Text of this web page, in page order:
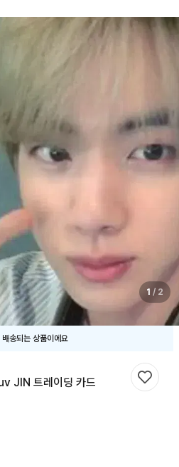
1 / 2
배송되는 상품이에요
JIN 트레이딩 카드 찜하기